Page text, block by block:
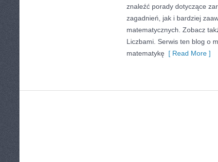
znaleźć porady dotyczące
zagadnień, jak i bardziej
matematycznych. Zobacz
Liczbami. Serwis ten blog o
matematykę [ Read More ]